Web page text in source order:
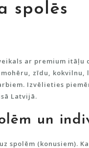
spolēs
ar premium itāļu
zīdu,
Izvēlieties
Latvijā.
un
uz spolēm (konusiem).